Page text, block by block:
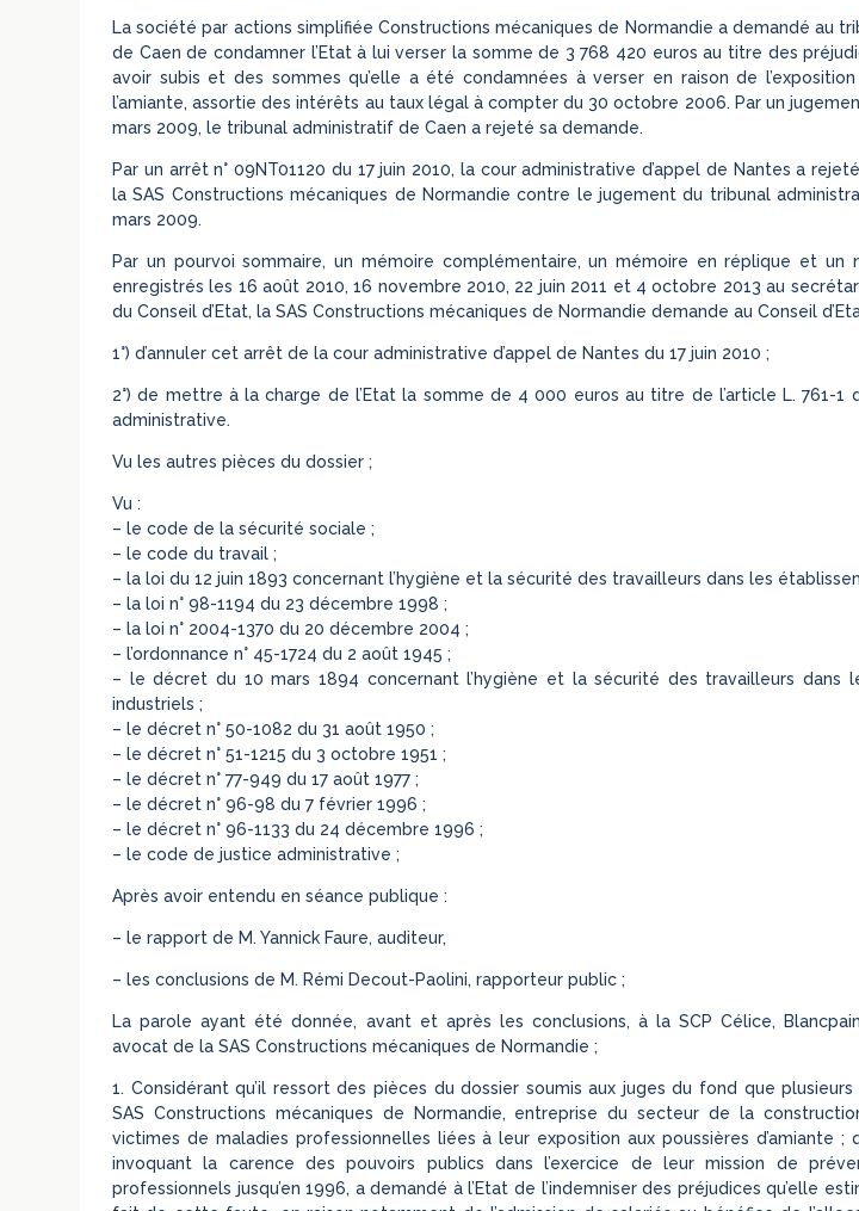
La société par actions simplifiée Constructions mécaniques de Normandie a demandé au
de Caen de condamner l’Etat à lui verser la somme de 3 768 420 euros au titre des
avoir subis et des sommes qu’elle a été condamnées à verser en raison de
l’amiante, assortie des intérêts au taux légal à compter du 30 octobre 2006. Par un
mars 2009, le tribunal administratif de Caen a rejeté sa demande.
Par un arrêt n° 09NT01120 du 17 juin 2010, la cour administrative d’appel de Nantes a
la SAS Constructions mécaniques de Normandie contre le jugement du tribunal
mars 2009.
Par un pourvoi sommaire, un mémoire complémentaire, un mémoire en réplique et un
enregistrés les 16 août 2010, 16 novembre 2010, 22 juin 2011 et 4 octobre 2013 au
du Conseil d’Etat, la SAS Constructions mécaniques de Normandie demande au Conseil
1°) d’annuler cet arrêt de la cour administrative d’appel de Nantes du 17 juin 2010 ;
2°) de mettre à la charge de l’Etat la somme de 4 000 euros au titre de l’article L. 761-1
administrative.
Vu les autres pièces du dossier ;
Vu :
– le code de la sécurité sociale ;
– le code du travail ;
– la loi du 12 juin 1893 concernant l’hygiène et la sécurité des travailleurs dans les
– la loi n° 98-1194 du 23 décembre 1998 ;
– la loi n° 2004-1370 du 20 décembre 2004 ;
– l’ordonnance n° 45-1724 du 2 août 1945 ;
– le décret du 10 mars 1894 concernant l’hygiène et la sécurité des travailleurs dans
industriels ;
– le décret n° 50-1082 du 31 août 1950 ;
– le décret n° 51-1215 du 3 octobre 1951 ;
– le décret n° 77-949 du 17 août 1977 ;
– le décret n° 96-98 du 7 février 1996 ;
– le décret n° 96-1133 du 24 décembre 1996 ;
– le code de justice administrative ;
Après avoir entendu en séance publique :
– le rapport de M. Yannick Faure, auditeur,
– les conclusions de M. Rémi Decout-Paolini, rapporteur public ;
La parole ayant été donnée, avant et après les conclusions, à la SCP Célice,
avocat de la SAS Constructions mécaniques de Normandie ;
1. Considérant qu’il ressort des pièces du dossier soumis aux juges du fond que
SAS Constructions mécaniques de Normandie, entreprise du secteur de la
victimes de maladies professionnelles liées à leur exposition aux poussières d’amiante ;
invoquant la carence des pouvoirs publics dans l’exercice de leur mission de
professionnels jusqu’en 1996, a demandé à l’Etat de l’indemniser des préjudices qu’elle